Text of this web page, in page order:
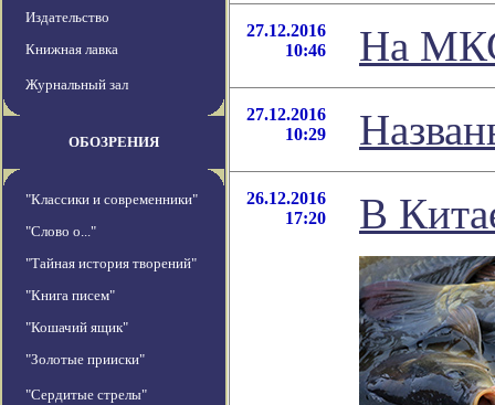
Издательство
Книжная лавка
Журнальный зал
ОБОЗРЕНИЯ
"Классики и современники"
"Слово о..."
"Тайная история творений"
"Книга писем"
"Кошачий ящик"
"Золотые прииски"
"Сердитые стрелы"
27.12.2016
10:46
На
27.12.2016
10:29
26.12.2016
17:20
В